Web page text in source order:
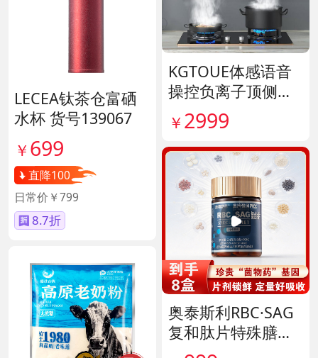
LECEA钛茶仓富硒
水杯 货号139067
￥ 699
直降100
日常价￥799
8.7折
KGTOUE体感语音
操控负离子顶侧大
吸力烟机 货号1398
28
￥ 2999
奥泰斯利RBC·SAG
复和肽片特殊膳食
滋补组 货号14190